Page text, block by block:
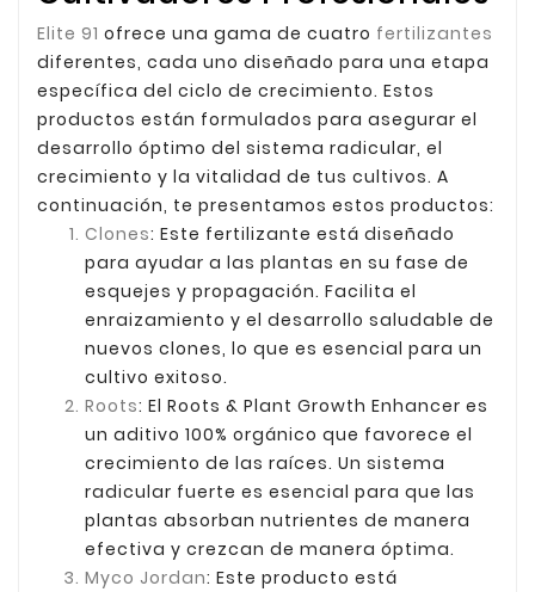
Elite 91 ofrece una gama de cuatro fertilizantes
diferentes, cada uno diseñado para una etapa
específica del ciclo de crecimiento. Estos
productos están formulados para asegurar el
desarrollo óptimo del sistema radicular, el
crecimiento y la vitalidad de tus cultivos. A
continuación, te presentamos estos productos:
Clones: Este fertilizante está diseñado
para ayudar a las plantas en su fase de
esquejes y propagación. Facilita el
enraizamiento y el desarrollo saludable de
nuevos clones, lo que es esencial para un
cultivo exitoso.
Roots: El Roots & Plant Growth Enhancer es
un aditivo 100% orgánico que favorece el
crecimiento de las raíces. Un sistema
radicular fuerte es esencial para que las
plantas absorban nutrientes de manera
efectiva y crezcan de manera óptima.
Myco Jordan: Este producto está